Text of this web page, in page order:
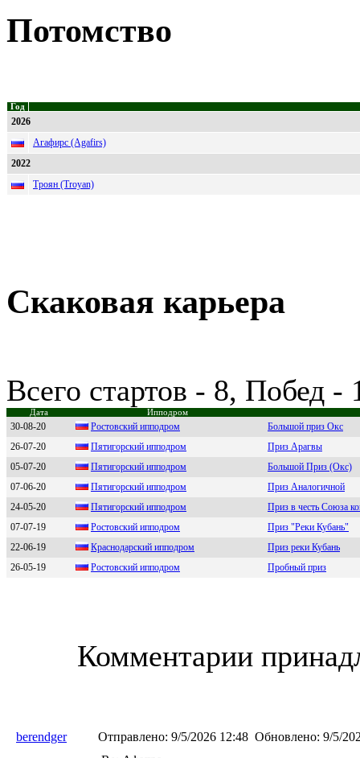
Потомство
Год
2026
Агафирс (Agafirs)
2022
Троян (Troyan)
Скаковая карьера
Всего стартов - 8, Побед
Дата Ипподром
30-08-20 Роcтовcкий ипподром
Большой приз Окс
26-07-20
Пятигоpский ипподpом
Приз Арагвы
05-07-20
Пятигорcкий ипподром
Большой Приз (Окс)
07-06-20
Пятигоpский ипподpом
Приз Аналогичной
24-05-20
Пятигopский иппoдpoм
Приз в честь Союза
07-07-19
Рoстoвский иппoдрoм
Приз "Реки Кубань"
22-06-19
Кpаcнoдаpcкий иппoдpoм
Приз реки Кубань
26-05-19
Ростовский ипподром Пробный приз
Комментарии
berendger Отправлено: 9/5/2026 12:48 Обновлено: 9/5/